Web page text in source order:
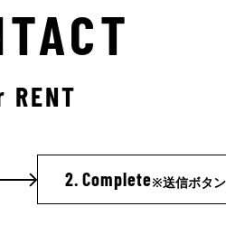
2. Complete※送信ボタ